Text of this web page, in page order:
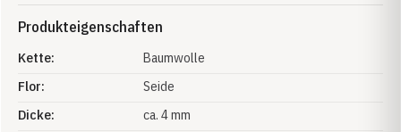
Produkteigenschaften
Kette:
Baumwolle
Flor:
Seide
Dicke:
ca. 4 mm